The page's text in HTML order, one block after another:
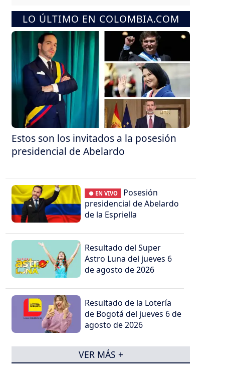
LO ÚLTIMO EN COLOMBIA.COM
Estos son los invitados a la posesión
presidencial de Abelardo
● EN VIVO
Posesión
presidencial de Abelardo
de la Espriella
Resultado del Super
Astro Luna del jueves 6
de agosto de 2026
Resultado de la Lotería
de Bogotá del jueves 6 de
agosto de 2026
VER MÁS +